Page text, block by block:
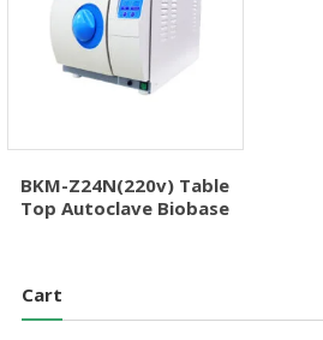
BKM-Z24N(220v) Table
Top Autoclave Biobase
Cart